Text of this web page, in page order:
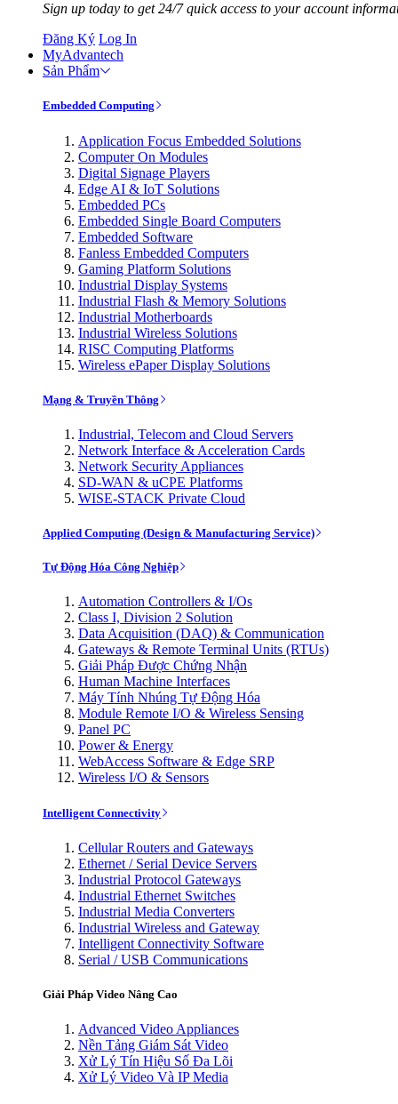
Sign up today to get 24/7 quick access to your account
Đăng Ký Log In
MyAdvantech
Sản Phẩm
Embedded Computing
Application Focus Embedded Solutions
Computer On Modules
Digital Signage Players
Edge AI & IoT Solutions
Embedded PCs
Embedded Single Board Computers
Embedded Software
Fanless Embedded Computers
Gaming Platform Solutions
Industrial Display Systems
Industrial Flash & Memory Solutions
Industrial Motherboards
Industrial Wireless Solutions
RISC Computing Platforms
Wireless ePaper Display Solutions
Mạng & Truyền Thông
Industrial, Telecom and Cloud Servers
Network Interface & Acceleration Cards
Network Security Appliances
SD-WAN & uCPE Platforms
WISE-STACK Private Cloud
Applied Computing (Design & Manufacturing Service)
Tự Động Hóa Công Nghiệp
Automation Controllers & I/Os
Class I, Division 2 Solution
Data Acquisition (DAQ) & Communication
Gateways & Remote Terminal Units (RTUs)
Giải Pháp Được Chứng Nhận
Human Machine Interfaces
Máy Tính Nhúng Tự Động Hóa
Module Remote I/O & Wireless Sensing
Panel PC
Power & Energy
WebAccess Software & Edge SRP
Wireless I/O & Sensors
Intelligent Connectivity
Cellular Routers and Gateways
Ethernet / Serial Device Servers
Industrial Protocol Gateways
Industrial Ethernet Switches
Industrial Media Converters
Industrial Wireless and Gateway
Intelligent Connectivity Software
Serial / USB Communications
Giải Pháp Video Nâng Cao
Advanced Video Appliances
Nền Tảng Giám Sát Video
Xử Lý Tín Hiệu Số Đa Lõi
Xử Lý Video Và IP Media